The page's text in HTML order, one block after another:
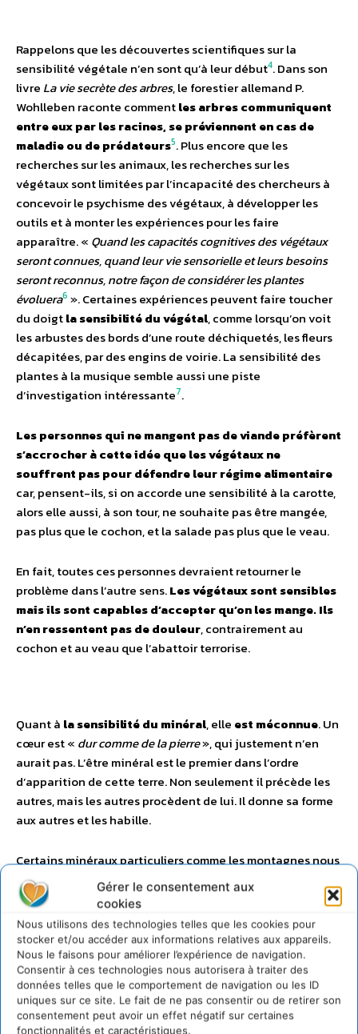
Gérer le consentement aux
cookies
Nous utilisons des technologies telles que les cookies pour
stocker et/ou accéder aux informations relatives aux appareils.
Nous le faisons pour améliorer l’expérience de navigation.
Consentir à ces technologies nous autorisera à traiter des
données telles que le comportement de navigation ou les ID
uniques sur ce site. Le fait de ne pas consentir ou de retirer son
consentement peut avoir un effet négatif sur certaines
fonctionnalités et caractéristiques.
Rappelons que les découvertes scientifiques sur la
sensibilité végétale n’en sont qu’à leur début4. Dans son
livre La vie secrète des arbres, le forestier allemand P.
Wohlleben raconte commentles arbres communiquent
entre eux par les racines, se préviennent en cas de
maladie ou de prédateurs5. Plus encore que les
recherches sur les animaux, les recherches sur les
végétaux sont limitées par l’incapacité des chercheurs à
concevoir le psychisme des végétaux, à développer les
outils et à monter les expériences pour les faire
apparaître. « Quand les capacités cognitives des végétaux
seront connues, quand leur vie sensorielle et leurs besoins
seront reconnus, notre façon de considérer les plantes
évoluera6 ». Certaines expériences peuvent faire toucher
du doigtla sensibilité du végétal, comme lorsqu’on voit
les arbustes des bords d’une route déchiquetés, les fleurs
décapitées, par des engins de voirie. La sensibilité des
plantes à la musique semble aussi une piste
d’investigation intéressante7.
Les personnes qui ne mangent pas de viande préfèrent
s’accrocher à cette idée que les végétaux ne
souffrent pas pour défendre leur régime alimentaire
car, pensent-ils, si on accorde une sensibilité à la carotte,
alors elle aussi, à son tour, ne souhaite pas être mangée,
pas plus que le cochon, et la salade pas plus que le veau.
En fait, toutes ces personnes devraient retourner le
problème dans l’autre sens.Les végétaux sont sensibles
mais ils sont capables d’accepter qu’on les mange. Ils
n’en ressentent pas de douleur, contrairement au
cochon et au veau que l’abattoir terrorise.
Quant à la sensibilité du minéral, elle est méconnue. Un
cœur est « dur comme de la pierre», qui justement n’en
aurait pas. L’être minéral est le premier dans l’ordre
d’apparition de cette terre. Non seulement il précède les
autres, mais les autres procèdent de lui. Il donne sa forme
aux autres et les habille.
Certains minéraux particuliers comme les montagnes nous
inspirent. Nous devinons dans leur forme incroyable
(comme le Cervin ou le Pic du Midi d’Ossau) une présence
particulière, celle d’un géant assoupi. Ne tirons pas de
conclusion hâtive du fait quela plupart d’entre nous ne
sommes pas conscients du fait que le minéral est
vivant. Cela reflète plutôt notre propre retard. Au fur et à
mesure que nous changerons, l’évidence apparaîtra.